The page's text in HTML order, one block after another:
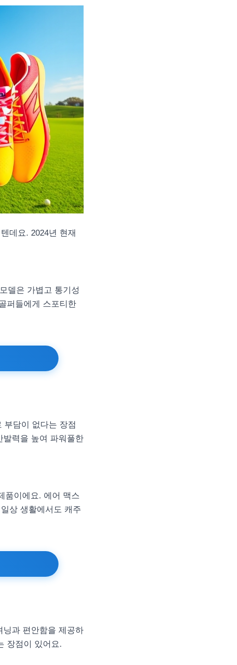
데요. 2024년 현재
델은 가볍고 통기성
퍼들에게 스포티한
부담이 없다는 장점
발력을 높여 파워풀한
품이에요. 에어 맥스
상 생활에서도 캐주
닝과 편안함을 제공하
장점이 있어요.